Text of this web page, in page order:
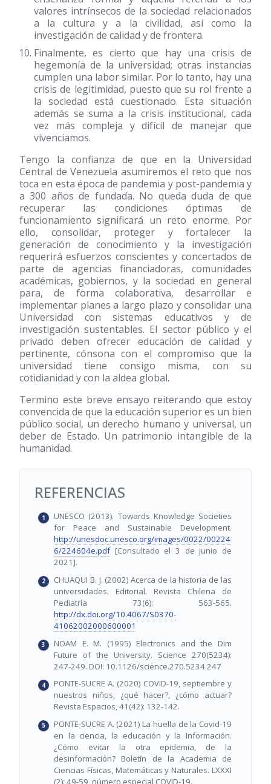
valores intrínsecos de la sociedad relacionados
a la cultura y a la civilidad, así como la
investigación de calidad y de frontera.
Finalmente, es cierto que hay una crisis de
hegemonía de la universidad; otras instancias
cumplen una labor similar. Por lo tanto, hay una
crisis de legitimidad, puesto que su rol frente a
la sociedad está cuestionado. Esta situación
además se suma a la crisis institucional, cada
vez más compleja y difícil de manejar que
vivenciamos.
Tengo la confianza de que en la Universidad
Central de Venezuela asumiremos el reto que nos
toca en esta época de pandemia y post-pandemia y
a 300 años de fundada. No queda duda de que
recuperar las condiciones óptimas de
funcionamiento significará un reto enorme. Por
ello, consolidar, proteger y fortalecer la
generación de conocimiento y la investigación
requerirá esfuerzos conscientes y concertados de
parte de agencias financiadoras, comunidades
académicas, gobiernos, y la sociedad en general
para, de forma colaborativa, desarrollar e
implementar planes a largo plazo y consolidar una
Universidad con sistemas educativos y de
investigación sustentables. El sector público y el
privado deben ofrecer educación de calidad y
pertinente, cónsona con el compromiso que la
universidad tiene consigo misma, con su
cotidianidad y con la aldea global.
Termino este breve ensayo reiterando que estoy
convencida de que la educación superior es un bien
público social, un derecho humano y universal, un
deber de Estado. Un patrimonio intangible de la
humanidad.
REFERENCIAS
UNESCO (2013). Towards Knowledge Societies
for Peace and Sustainable Development.
http://unesdoc.unesco.org/images/0022/00224
6/224604e.pdf[Consultado el 3 de junio de
2021].
CHUAQUI B. J. (2002) Acerca de la historia de las
universidades. Editorial. Revista Chilena de
Pediatría 73(6): 563-565.
http://dx.doi.org/10.4067/S0370-
41062002000600001
NOAM E. M. (1995) Electronics and the Dim
Future of the University. Science 270(5234):
247-249. DOI: 10.1126/science.270.5234.247
PONTE-SUCRE A. (2020) COVID-19, septiembre y
nuestros niños, ¿qué hacer?, ¿cómo actuar?
Revista Espacios, 41(42): 132-142.
PONTE-SUCRE A. (2021) La huella de la Covid-19
en la ciencia, la educación y la Información.
¿Cómo evitar la otra epidemia, de la
desinformación? Boletín de la Academia de
Ciencias Físicas, Matemáticas y Naturales. LXXXI
(2): 49-59, número especial COVID-19.